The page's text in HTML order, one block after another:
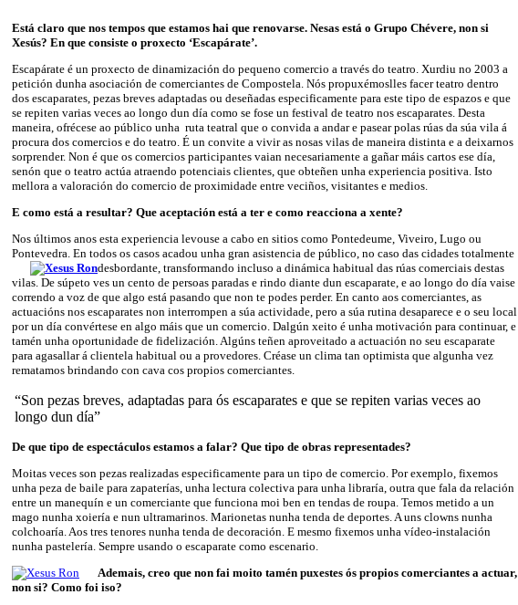
Está claro que nos tempos que estamos hai que renovarse. Nesas está o Grupo Chévere, non si
Xesús? En que consiste o proxecto ‘Escapárate’.
Escapárate é un proxecto de dinamización do pequeno comercio a través do teatro. Xurdiu no 2003 a
petición dunha asociación de comerciantes de Compostela. Nós propuxémoslles facer teatro dentro
dos escaparates, pezas breves adaptadas ou deseñadas especificamente para este tipo de espazos e que
se repiten varias veces ao longo dun día como se fose un festival de teatro nos escaparates. Desta
maneira, ofrécese ao público unha ruta teatral que o convida a andar e pasear polas rúas da súa vila á
procura dos comercios e do teatro. É un convite a vivir as nosas vilas de maneira distinta e a deixarnos
sorprender. Non é que os comercios participantes vaian necesariamente a gañar máis cartos ese día,
senón que o teatro actúa atraendo potenciais clientes, que obteñen unha experiencia positiva. Isto
mellora a valoración do comercio de proximidade entre veciños, visitantes e medios.
E como está a resultar? Que aceptación está a ter e como reacciona a xente?
Nos últimos anos esta experiencia levouse a cabo en sitios como Pontedeume, Viveiro, Lugo ou
Pontevedra. En todos os casos acadou unha gran asistencia de público, no caso das cidades totalmente
desbordante, transformando incluso a dinámica habitual das rúas comerciais destas
vilas. De súpeto ves un cento de persoas paradas e rindo diante dun escaparate, e ao longo do día vaise
correndo a voz de que algo está pasando que non te podes perder. En canto aos comerciantes, as
actuacións nos escaparates non interrompen a súa actividade, pero a súa rutina desaparece e o seu local
por un día convértese en algo máis que un comercio. Dalgún xeito é unha motivación para continuar, e
tamén unha oportunidade de fidelización. Algúns teñen aproveitado a actuación no seu escaparate
para agasallar á clientela habitual ou a provedores. Créase un clima tan optimista que algunha vez
rematamos brindando con cava cos propios comerciantes.
“Son pezas breves, adaptadas para ós escaparates e que se repiten varias veces ao
longo dun día”
De que tipo de espectáculos estamos a falar? Que tipo de obras representades?
Moitas veces son pezas realizadas especificamente para un tipo de comercio. Por exemplo, fixemos
unha peza de baile para zapaterías, unha lectura colectiva para unha libraría, outra que fala da relación
entre un manequín e un comerciante que funciona moi ben en tendas de roupa. Temos metido a un
mago nunha xoiería e nun ultramarinos. Marionetas nunha tenda de deportes. A uns clowns nunha
colchoaría. Aos tres tenores nunha tenda de decoración. E mesmo fixemos unha vídeo-instalación
nunha pastelería. Sempre usando o escaparate como escenario.
Ademais, creo que non fai moito tamén puxestes ós propios comerciantes a actuar,
non si? Como foi iso?